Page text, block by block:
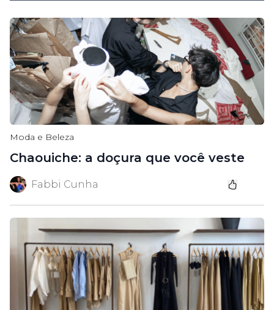
Moda e Beleza
Chaouiche: a doçura que você veste
Fabbi Cunha